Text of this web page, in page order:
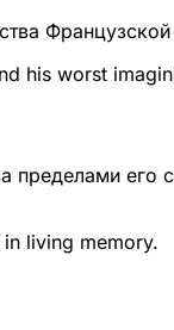
his worst
пределами его
living memory.